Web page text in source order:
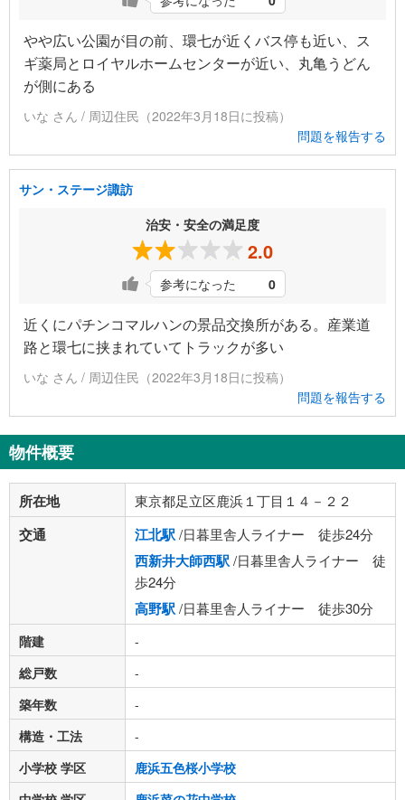
やや広い公園が目の前、環七が近くバス停も近い、ス
ギ薬局とロイヤルホームセンターが近い、丸亀うどん
が側にある
いな さん / 周辺住民（2022年3月18日に投稿）
問題を報告する
サン・ステージ諏訪
治安・安全の満足度
2.0
参考になった 0
近くにパチンコマルハンの景品交換所がある。産業道
路と環七に挟まれていてトラックが多い
いな さん / 周辺住民（2022年3月18日に投稿）
問題を報告する
物件概要
所在地 東京都足立区鹿浜１丁目１４－２２
交通 江北駅/日暮里舎人ライナー 徒歩24分
西新井大師西駅/日暮里舎人ライナー 徒
歩24分
高野駅/日暮里舎人ライナー 徒歩30分
階建
-
総戸数
-
築年数
-
構造・工法
-
小学校 学区
鹿浜五色桜小学校